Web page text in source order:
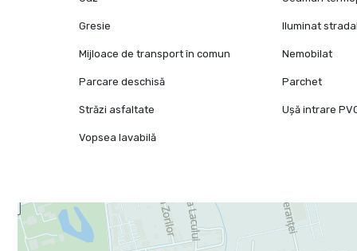
Gresie Iluminat stradal
Mijloace de transport în comun Nemobilat
Parcare deschisă Parchet
Străzi asfaltate Ușă intrare
Vopsea lavabilă